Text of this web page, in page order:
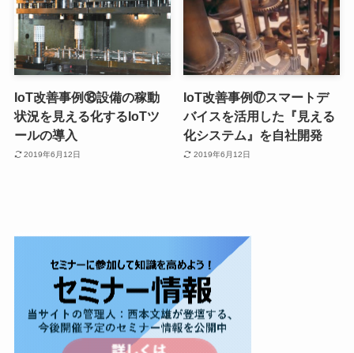
IoT改善事例⑱設備の稼動
状況を見える化するIoTツ
ールの導入
2019年6月12日
IoT改善事例⑰スマートデ
バイスを活用した『見える
化システム』を自社開発
2019年6月12日